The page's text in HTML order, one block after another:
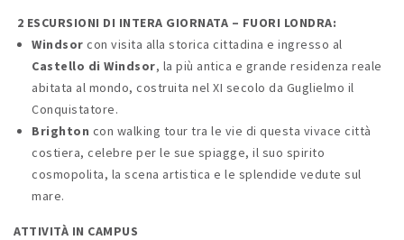
2 ESCURSIONI DI INTERA GIORNATA – FUORI LONDRA:
Windsor con visita alla storica cittadina e ingresso al
Castello di Windsor, la più antica e grande residenza reale
abitata al mondo, costruita nel XI secolo da Guglielmo il
Conquistatore.
Brighton con walking tour tra le vie di questa vivace città
costiera, celebre per le sue spiagge, il suo spirito
cosmopolita, la scena artistica e le splendide vedute sul
mare.
ATTIVITÀ IN CAMPUS